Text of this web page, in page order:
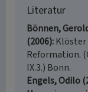
Literatur
Bönnen,
(2006) Klöster
Reformation.
IX.3.) Bonn.
Engels, Odilo